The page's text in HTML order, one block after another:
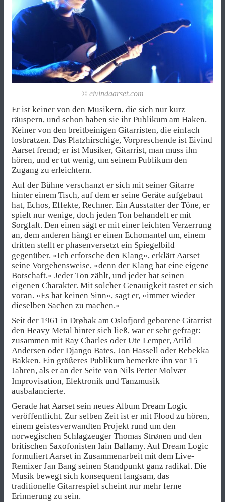
© eivindaarset.com
Er ist keiner von den Musikern, die sich nur kurz
räuspern, und schon haben sie ihr Publikum am Haken.
Keiner von den breitbeinigen Gitarristen, die einfach
losbratzen. Das Platzhirschige, Vorpreschende ist Eivind
Aarset fremd; er ist Musiker, Gitarrist, man muss ihn
hören, und er tut wenig, um seinem Publikum den
Zugang zu erleichtern.
Auf der Bühne verschanzt er sich mit seiner Gitarre
hinter einem Tisch, auf dem er seine Geräte aufgebaut
hat, Echos, Effekte, Rechner. Ein Ausstatter der Töne, er
spielt nur wenige, doch jeden Ton behandelt er mit
Sorgfalt. Den einen sägt er mit einer leichten Verzerrung
an, dem anderen hängt er einen Echomantel um, einem
dritten stellt er phasenversetzt ein Spiegelbild
gegenüber. »Ich erforsche den Klang«, erklärt Aarset
seine Vorgehensweise, »denn der Klang hat eine eigene
Botschaft.« Jeder Ton zählt, und jeder hat seinen
eigenen Charakter. Mit solcher Genauigkeit tastet er sich
voran. »Es hat keinen Sinn«, sagt er, »immer wieder
dieselben Sachen zu machen.«
Seit der 1961 in Drøbak am Oslofjord geborene Gitarrist
den Heavy Metal hinter sich ließ, war er sehr gefragt:
zusammen mit Ray Charles oder Ute Lemper, Arild
Andersen oder Django Bates, Jon Hassell oder Rebekka
Bakken. Ein größeres Publikum bemerkte ihn vor 15
Jahren, als er an der Seite von Nils Petter Molvær
Improvisation, Elektronik und Tanzmusik
ausbalancierte.
Gerade hat Aarset sein neues Album Dream Logic
veröffentlicht. Zur selben Zeit ist er mit Flood zu hören,
einem geistesverwandten Projekt rund um den
norwegischen Schlagzeuger Thomas Strønen und den
britischen Saxofonisten Iain Ballamy. Auf Dream Logic
formuliert Aarset in Zusammenarbeit mit dem Live-
Remixer Jan Bang seinen Standpunkt ganz radikal. Die
Musik bewegt sich konsequent langsam, das
traditionelle Gitarrespiel scheint nur mehr ferne
Erinnerung zu sein.